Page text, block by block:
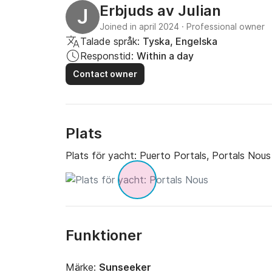
J Erbjuds av Julian
Joined in april 2024 · Professional owner
Talade språk: Tyska, Engelska
Responstid: Within a day
Contact owner
Plats
Plats för yacht: Puerto Portals, Portals Nous
Funktioner
Märke: Sunseeker